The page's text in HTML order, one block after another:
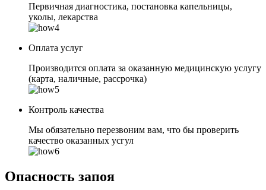
Первичная диагностика, постановка капельницы,
уколы, лекарства
Оплата услуг
Производится оплата за оказанную медицинскую услугу
(карта, наличные, рассрочка)
Контроль качества
Мы обязательно перезвоним вам, что бы проверить
качество оказанных усгул
Опасность запоя